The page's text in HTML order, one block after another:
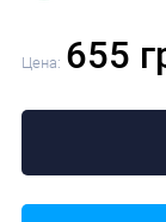
Цена: 655